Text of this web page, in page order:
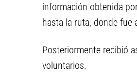
información obtenida
hasta la ruta, donde fue
Posteriormente recibió
voluntarios.